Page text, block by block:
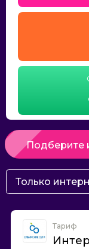
Подберите
Только
Тариф